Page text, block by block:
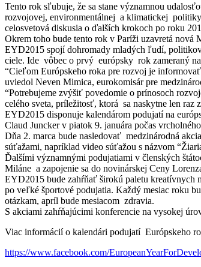
Tento rok sľubuje, že sa stane významnou
rozvojovej, environmentálnej a klimatickej
celosvetová diskusia o ďalších krokoch po roku
Okrem toho bude tento rok v Paríži uzavretá nová
EYD2015 spojí dohromady mladých ľudí,
ciele. Ide vôbec o prvý európsky rok zameraný
“Cieľom Európskeho roka pre rozvoj je
uviedol Neven Mimica, eurokomisár pre
“Potrebujeme zvýšiť povedomie o prínosoch
celého sveta, príležitosť, ktorá sa naskytne len
EYD2015 disponuje kalendárom podujatí na
Claud Juncker v piatok 9. januára počas
Dňa 2. marca bude nasledovať medzinárodná
súťažami, napríklad video súťažou s názvom
Ďalšími významnými podujatiami v členských
Miláne a zapojenie sa do novinárskej Ceny
EYD2015 bude zahŕňať širokú paletu kreatívnych
po veľké športové podujatia. Každý mesiac roku
otázkam, apríl bude mesiacom zdravia.
S akciami zahŕňajúcimi konferencie na vysokej
Viac informácií o kalendári podujatí Európskeho
https://www.facebook.com/